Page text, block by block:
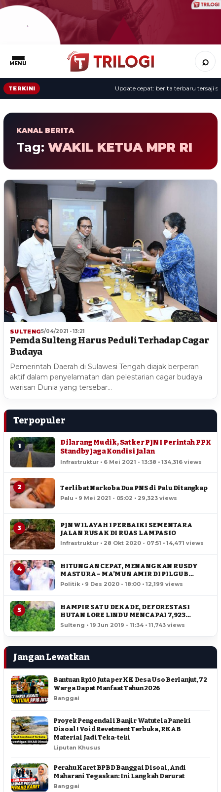
MENU ⌕
TERKINI Update cepat: berita terbaru tersaji
KANAL BERITA
Tag: WAKIL KETUA MPR RI
SULTENG5/04/2021 - 13:21
Pemda Sulteng Harus Peduli Terhadap Cagar
Budaya
Pemerintah Daerah di Sulawesi Tengah diajak berperan
aktif dalam penyelamatan dan pelestarian cagar budaya
warisan Dunia yang tersebar…
Terpopuler
1
Dilarang Mudik, Satker PJN I Perintah PPK
Standby Jaga Kondisi Jalan
Infrastruktur • 6 Mei 2021 - 13:38 • 134,316 views
2 Terlibat Narkoba Dua PNS di Palu Ditangkap
Palu • 9 Mei 2021 - 05:02 • 29,323 views
3
PJN WILAYAH I PERBAIKI SEMENTARA
JALAN RUSAK DI RUAS LAMPASIO
Infrastruktur • 28 Okt 2020 - 07:51 • 14,471 views
4
HITUNGAN CEPAT, MENANGKAN RUSDY
MASTURA – MA’MUN AMIR DI PILGUB
SULTENG
Politik • 9 Des 2020 - 18:00 • 12,199 views
5
HAMPIR SATU DEKADE, DEFORESTASI
HUTAN LORE LINDU MENCAPAI 7,923
HEKTAR
Sulteng • 19 Jun 2019 - 11:34 • 11,743 views
Jangan Lewatkan
Bantuan Rp10 Juta per KK Desa Uso Berlanjut, 72
Warga Dapat Manfaat Tahun 2026
Banggai
Proyek Pengendali Banjir Watutela Paneki
Disoal ! Void Revetment Terbuka, RKAB
Material Jadi Teka-teki
Liputan Khusus
Perahu Karet BPBD Banggai Disoal, Andi
Maharani Tegaskan: Ini Langkah Darurat
Banggai